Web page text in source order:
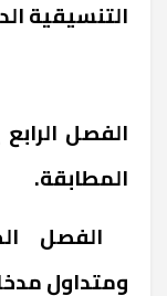
التنسيقية
الفصل
المطابقة.
الفصل
ومتداول